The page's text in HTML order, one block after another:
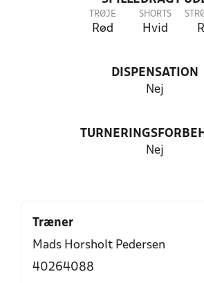
TRØJE
Rød
SHORTS
Hvid
DISPENSATION
Nej
Nej
Træner
Mads Horsholt Pedersen
40264088